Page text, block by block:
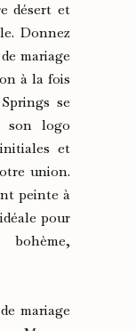
désert et
Donnez
mariage
à la fois
se
son logo
et
union.
peinte à
pour
mariage